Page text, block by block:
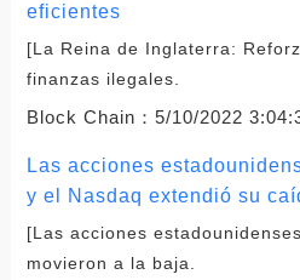
eficientes
[La Reina de Inglaterra:
finanzas ilegales.
Block Chain： 5/10/2022
Las acciones
y el Nasdaq extendió su
[Las acciones
movieron a la baja.